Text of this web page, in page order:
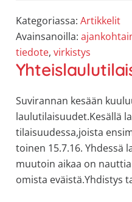
Kategoriassa: Artikkelit
Avainsanoilla:
tiedote, virkistys
Suvirannan kesään
laulutilaisuudet.Kesällä
tilaisuudessa,joista
toinen 15.7.16. Yhdessä
muutoin aikaa on
omista eväistä.Yhdistys